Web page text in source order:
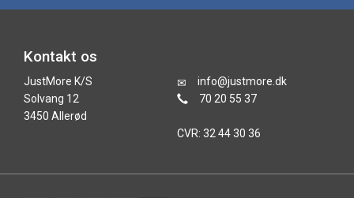
Kontakt os
JustMore K/S
Solvang 12
3450 Allerød
info@justmore.dk
70 20 55 37
CVR: 32 44 30 36